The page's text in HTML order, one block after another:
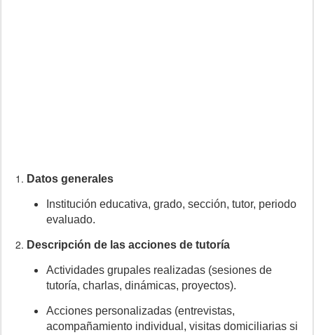
Datos generales
Institución educativa, grado, sección, tutor, periodo
evaluado.
Descripción de las acciones de tutoría
Actividades grupales realizadas (sesiones de
tutoría, charlas, dinámicas, proyectos).
Acciones personalizadas (entrevistas,
acompañamiento individual, visitas domiciliarias si